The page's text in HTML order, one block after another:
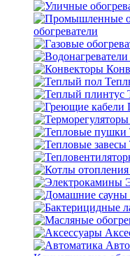
обогреватели